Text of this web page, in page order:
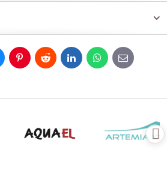
PinterestRedditLinkedInWhatsApp
E-
mail